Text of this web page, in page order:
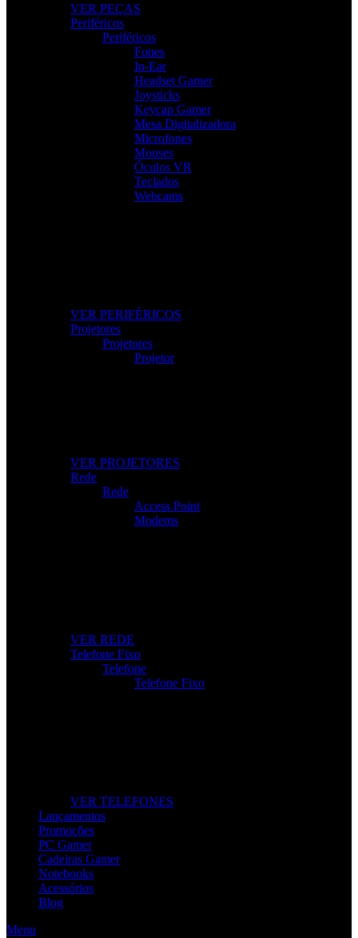
VER PEÇAS
Periféricos
Periféricos
Fones
In-Ear
Headset Gamer
Joysticks
Keycap Gamer
Mesa Digitalizadora
Microfones
Mouses
Óculos VR
Teclados
Webcams
VER PERIFÉRICOS
Projetores
Projetores
Projetor
VER PROJETORES
Rede
Rede
Access Point
Modems
VER REDE
Telefone Fixo
Telefone
Telefone Fixo
VER TELEFONES
Lançamentos
Promoções
PC Gamer
Cadeiras Gamer
Notebooks
Acessórios
Blog
Menu